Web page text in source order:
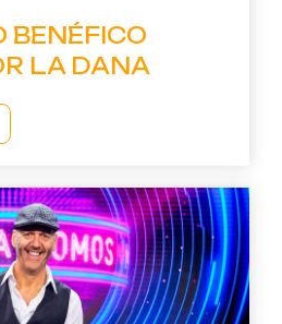
BENÉFICO
LA DANA